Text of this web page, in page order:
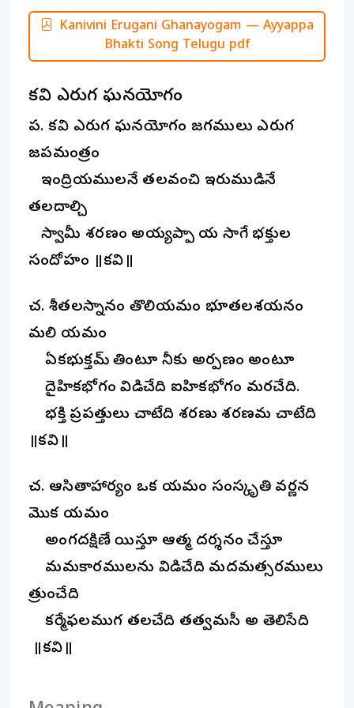
Kanivini Erugani Ghanayogam — Ayyappa
Bhakti Song Telugu pdf
కనివిని ఎరుగని ఘనయోగం
ప. కనివిని ఎరుగని ఘనయోగం జగములు ఎరుగని
జపమంత్రం
ఇంద్రియములనే తలవంచి ఇరుముడినే
తలదాల్చి
స్వామీ శరణం అయ్యప్పా యని సాగే భక్తుల
సందోహం ॥కనివిని॥
చ. శీతలస్నానం తొలినియమం భూతలశయనం
మలి నియమం
ఏకభుక్తమ్ తింటూ నీకు అర్పణం అంటూ
దైహికభోగం విడిచేది ఐహికభోగం మరచేది.
భక్తి ప్రపత్తులు చాటేది శరణు శరణమని చాటేది
॥కనివిని॥
చ. ఆసితాహార్యం ఒక నియమం సంస్కృతి వర్ణన
మొక నియమం
అంగదక్షిణే యిస్తూ ఆత్మ దర్శనం చేస్తూ
మమకారములను విడిచేది మదమత్సరములు
త్రుంచేది
కర్మేఫలముగ తలచేది తత్వమసీ అని తెలిసేది
॥కనివిని॥